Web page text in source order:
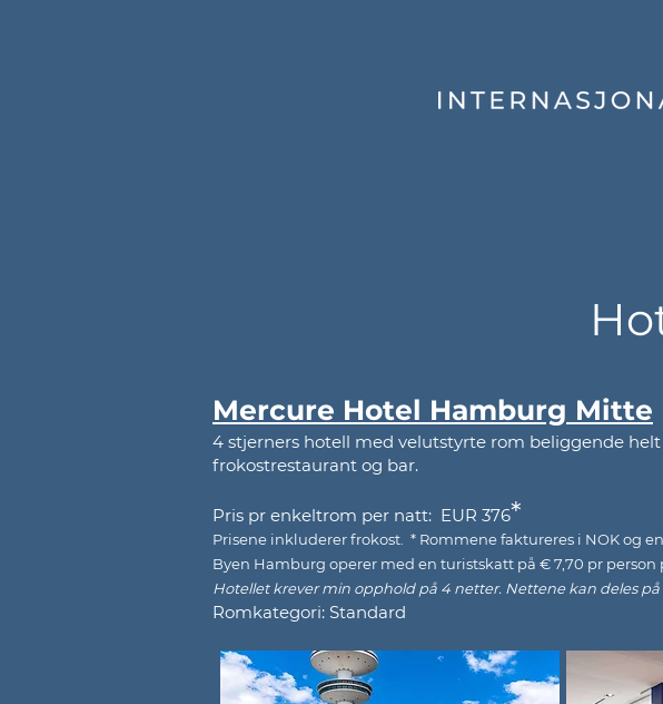
Mercure Hotel Hamburg Mitte
4 stjerners hotell med velutstyrte rom beliggende
frokostrestaurant og bar.
Pris pr enkeltrom per natt: EUR 376*
Prisene inkluderer frokost. * Rommene faktureres i NOK og
Byen Hamburg operer med en turistskatt på € 7,70 pr
Hotellet krever min opphold på 4 netter. Nettene kan deles på
Romkategori: Standard